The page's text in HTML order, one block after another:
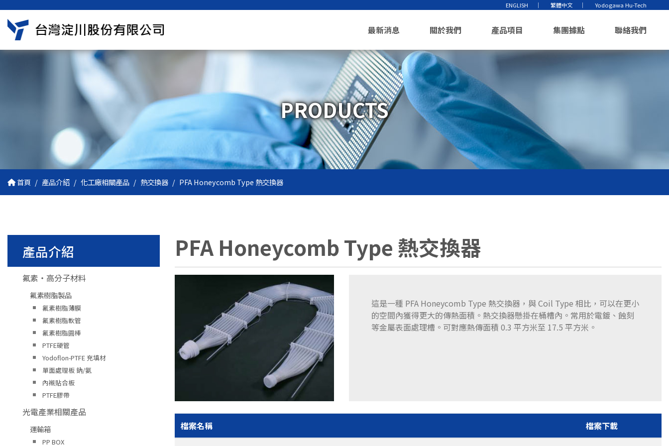
ENGLISH 繁體中文 Yodogawa Hu-Tech
最新消息 關於我們 產品項目 集團據點 聯絡我們
PRODUCTS
首頁 產品介紹 化工廠相關產品 熱交換器 PFA Honeycomb Type 熱交換器
產品介紹
氟素・高分子材料
氟素樹脂製品
氟素樹脂薄膜
氟素樹脂軟管
氟素樹脂圓棒
PTFE硬管
Yodoflon-PTFE 充填材
單面處理板 鈉/氨
內襯貼合板
PTFE膠帶
光電產業相關產品
運輸箱
PP BOX
PFA Honeycomb Type 熱交換器
這是一種 PFA Honeycomb Type 熱交換器，與 Coil Type 相比，可以在更小
的空間內獲得更大的傳熱面積。熱交換器懸掛在桶槽內。常用於電鍍、蝕刻
等金屬表面處理槽。可對應熱傳面積 0.3 平方米至 17.5 平方米。
檔案名稱 檔案下載